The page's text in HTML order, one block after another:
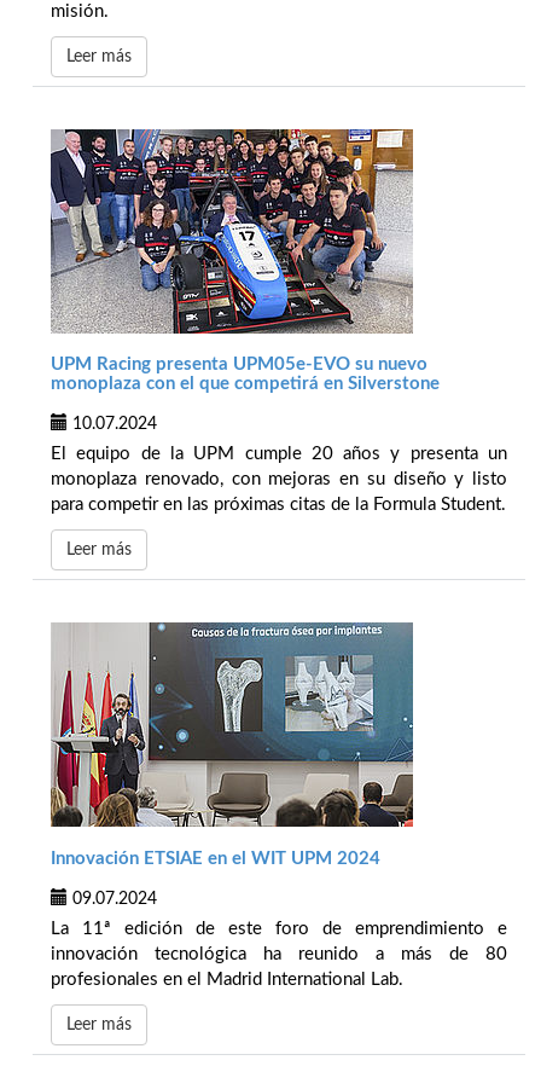
misión.
Leer más
UPM Racing presenta UPM05e-EVO su nuevo
monoplaza con el que competirá en Silverstone
10.07.2024
El equipo de la UPM cumple 20 años y presenta un
monoplaza renovado, con mejoras en su diseño y listo
para competir en las próximas citas de la Formula Student.
Leer más
Innovación ETSIAE en el WIT UPM 2024
09.07.2024
La 11ª edición de este foro de emprendimiento e
innovación tecnológica ha reunido a más de 80
profesionales en el Madrid International Lab.
Leer más